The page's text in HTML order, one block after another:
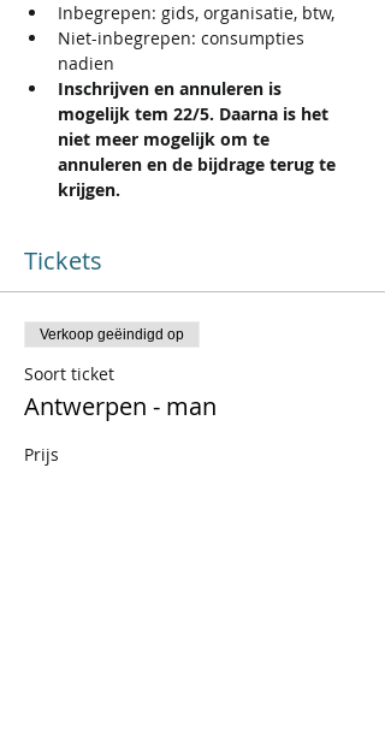
Inbegrepen: gids, organisatie, btw,
Niet-inbegrepen: consumpties
nadien
Inschrijven en annuleren is
mogelijk tem 22/5. Daarna is het
niet meer mogelijk om te
annuleren en de bijdrage terug te
krijgen.
Tickets
Verkoop geëindigd op
Soort ticket
Antwerpen - man
Prijs